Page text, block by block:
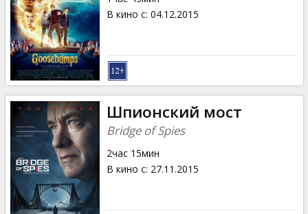
В кино с: 04.12.2015
Шпионский мост
Bridge of Spies
2час 15мин
В кино с: 27.11.2015